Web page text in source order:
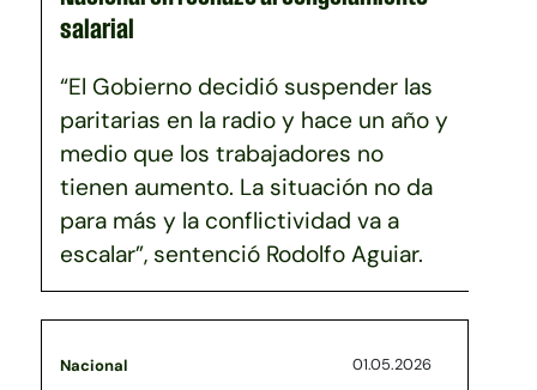
salarial
“El Gobierno decidió suspender las
paritarias en la radio y hace un año y
medio que los trabajadores no
tienen aumento. La situación no da
para más y la conflictividad va a
escalar”, sentenció Rodolfo Aguiar.
Nacional 01.05.2026